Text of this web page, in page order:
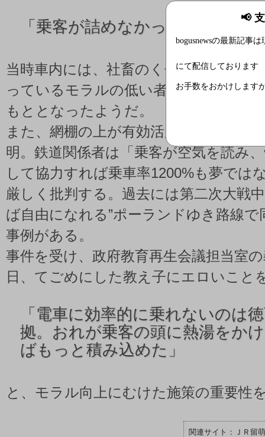
📢
bogusnewsの最新記事は
にて配信しております
お手数をおかけします
「 乗客が詰めなかったため」
当時車内には、社畜のくせにいっちょ
っているモラルの低い者が多数おり、
もととなったようだ。
また、網棚の上が有効活用されていな
明。鉄道関係者は「乗客が空気を読み
して協力すれば乗車率1200%も夢では
厳しく批判する。過去には第二次大戦
ば自由になれる”ポーランドゆき路線で
事例がある。
事件を受け、政府教育再生会議担当室
日、てごめにした教え子にエロいこと
「 電車に効率的に乗れないのは
拠。おれが乗客の頭に熱湯をか
ばもっと積み込めた」
と、モラル向上にむけた施策の重要性
ＪＲ留